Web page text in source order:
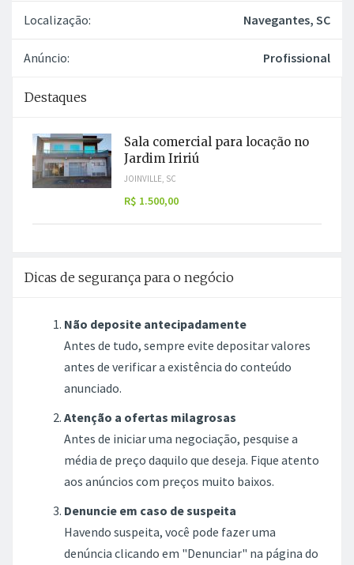
Localização: Navegantes, SC
Anúncio: Profissional
Destaques
Sala comercial para locação no
Jardim Iririú
JOINVILLE, SC
R$ 1.500,00
Dicas de segurança para o negócio
Não deposite antecipadamente
Antes de tudo, sempre evite depositar valores
antes de verificar a existência do conteúdo
anunciado.
Atenção a ofertas milagrosas
Antes de iniciar uma negociação, pesquise a
média de preço daquilo que deseja. Fique atento
aos anúncios com preços muito baixos.
Denuncie em caso de suspeita
Havendo suspeita, você pode fazer uma
denúncia clicando em "Denunciar" na página do